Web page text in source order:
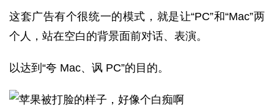
这套广告有个很统一的模式，就是让“PC”和“Mac”两
个人，站在空白的背景面前对话、表演。
以达到“夸 Mac、讽 PC”的目的。